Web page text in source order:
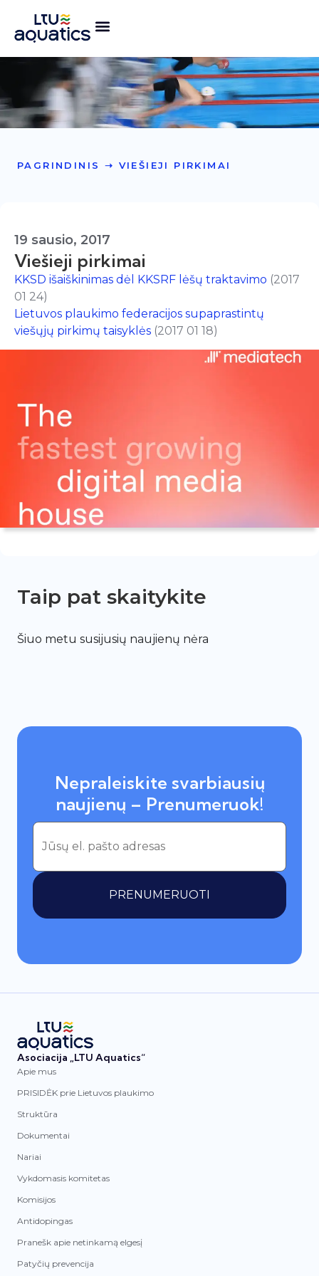
PAGRINDINIS ➝ VIEŠIEJI PIRKIMAI
19 sausio, 2017
Viešieji pirkimai
KKSD išaiškinimas dėl KKSRF lėšų traktavimo (2017
01 24)
Lietuvos plaukimo federacijos supaprastintų
viešųjų pirkimų taisyklės (2017 01 18)
Taip pat skaitykite
Šiuo metu susijusių naujienų nėra
Nepraleiskite svarbiausių
naujienų – Prenumeruok!
PRENUMERUOTI
Asociacija „LTU Aquatics“
Apie mus
PRISIDĖK prie Lietuvos plaukimo
Struktūra
Dokumentai
Nariai
Vykdomasis komitetas
Komisijos
Antidopingas
Pranešk apie netinkamą elgesį
Patyčių prevencija